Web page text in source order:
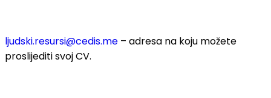
ljudski.resursi@cedis.me – adresa na koju možete
proslijediti svoj CV.